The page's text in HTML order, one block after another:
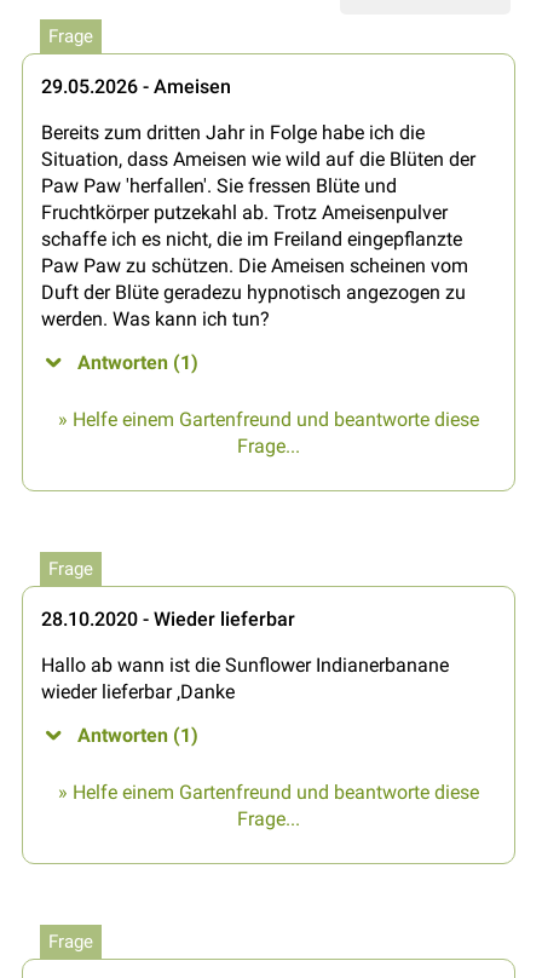
Frage
29.05.2026 - Ameisen
Bereits zum dritten Jahr in Folge habe ich die
Situation, dass Ameisen wie wild auf die Blüten der
Paw Paw 'herfallen'. Sie fressen Blüte und
Fruchtkörper putzekahl ab. Trotz Ameisenpulver
schaffe ich es nicht, die im Freiland eingepflanzte
Paw Paw zu schützen. Die Ameisen scheinen vom
Duft der Blüte geradezu hypnotisch angezogen zu
werden. Was kann ich tun?
Antworten (1)
» Helfe einem Gartenfreund und beantworte diese
Frage...
Frage
28.10.2020 - Wieder lieferbar
Hallo ab wann ist die Sunflower Indianerbanane
wieder lieferbar ,Danke
Antworten (1)
» Helfe einem Gartenfreund und beantworte diese
Frage...
Frage